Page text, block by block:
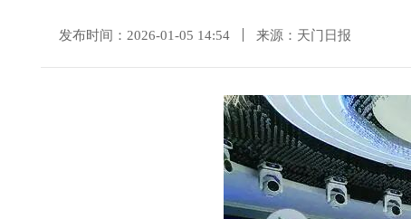
发布时间：2026-01-05 14:54 来源：天门日报